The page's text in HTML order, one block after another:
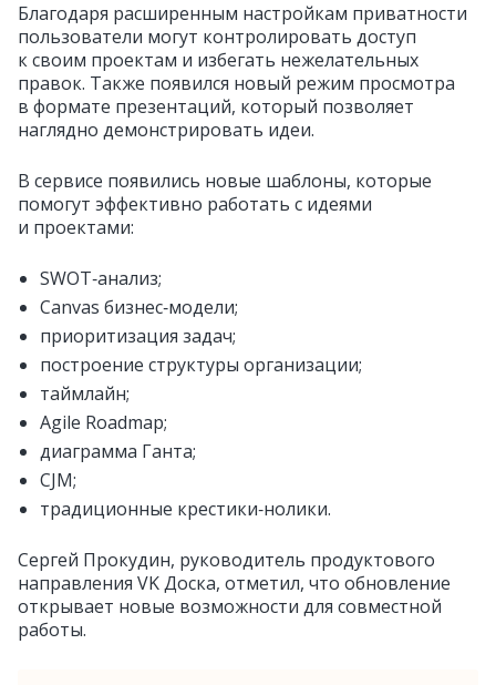
Благодаря расширенным настройкам приватности
пользователи могут контролировать доступ
к своим проектам и избегать нежелательных
правок. Также появился новый режим просмотра
в формате презентаций, который позволяет
наглядно демонстрировать идеи.
В сервисе появились новые шаблоны, которые
помогут эффективно работать с идеями
и проектами:
SWOT‑анализ;
Canvas бизнес‑модели;
приоритизация задач;
построение структуры организации;
таймлайн;
Agile Roadmap;
диаграмма Ганта;
CJM;
традиционные крестики‑нолики.
Сергей Прокудин, руководитель продуктового
направления VK Доска, отметил, что обновление
открывает новые возможности для совместной
работы.